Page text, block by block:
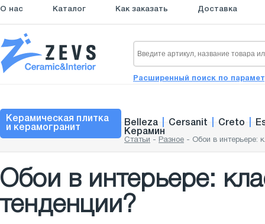
О нас Каталог Как заказать Доставка
Расширенный поиск по
Керамическая плитка
и керамогранит
Belleza Cersanit Creto
Керамин
Статьи - Разное - Обои в интерьере:
Обои в интерьере:
тенденции?